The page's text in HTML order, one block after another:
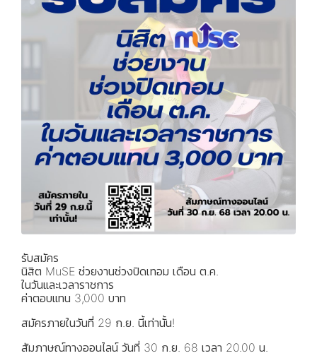
รับสมัคร
นิสิต MuSE ช่วยงานช่วงปิดเทอม เดือน ต.ค.
ในวันและเวลาราชการ
ค่าตอบแทน 3,000 บาท
สมัครภายในวันที่ 29 ก.ย. นี้เท่านั้น!
สัมภาษณ์ทางออนไลน์ วันที่ 30 ก.ย. 68 เวลา 20.00 น.